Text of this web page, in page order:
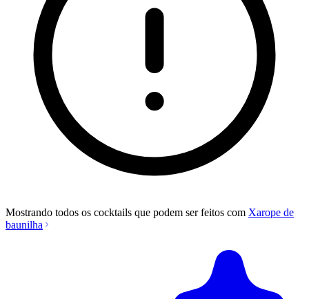
Mostrando todos os cocktails que podem ser feitos com Xarope de
baunilha